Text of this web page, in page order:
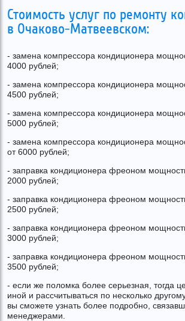
Стоимость услуг по ремонту
в Очаково-Матвеевском:
- замена компрессора кондиционера
4000 рублей;
- замена компрессора кондиционера
4500 рублей;
- замена компрессора кондиционера
5000 рублей;
- замена компрессора кондиционера
от 6000 рублей;
- заправка кондиционера фреоном
2000 рублей;
- заправка кондиционера фреоном
2500 рублей;
- заправка кондиционера фреоном
3000 рублей;
- заправка кондиционера фреоном
3500 рублей;
- если же поломка более серьезная, тогда
иной и рассчитываться по несколько
вы сможете узнать более подробно,
менеджерами.